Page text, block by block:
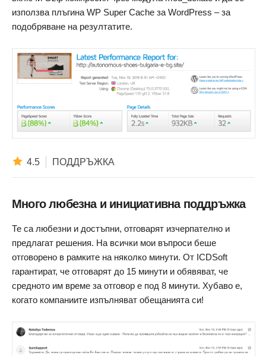
използва плъгина WP Super Cache за WordPress – за
подобряване на резултатите.
4.5 ПОДДРЪЖКА
Много любезна и инициативна поддръжка
Те са любезни и достъпни, отговарят изчерпателно и
предлагат решения. На всички мои въпроси беше
отговорено в рамките на няколко минути. От ICDSoft
гарантират, че отговaрят до 15 минути и обявяват, че
средното им време за отговор е под 8 минути. Хубаво е,
когато компаниите изпълняват обещанията си!